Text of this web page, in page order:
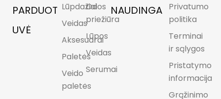
PARDUOT
UVĖ
Lūpdažiai
Veidas
Aksesuarai
Paletės
Veido
paletės
Odos
priežiūra
Lūpos
Veidas
Serumai
NAUDINGA
Privatumo
politika
Terminai
ir sąlygos
Pristatymo
informacija
Grąžinimo